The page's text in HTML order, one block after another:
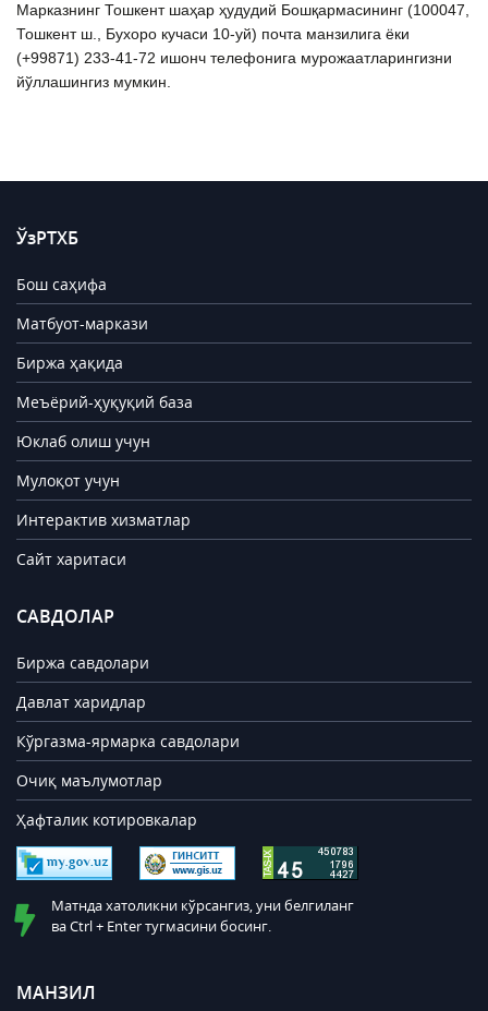
Марказнинг Тошкент шаҳар ҳудудий Бошқармасининг (100047,
Тошкент ш., Бухоро кучаси 10-уй) почта манзилига ёки
(+99871) 233-41-72 ишонч телефонига мурожаатларингизни
йўллашингиз мумкин.
ЎзРТХБ
Бош саҳифа
Матбуот-маркази
Биржа ҳақида
Меъёрий-ҳуқуқий база
Юклаб олиш учун
Мулоқот учун
Интерактив хизматлар
Сайт харитаси
САВДОЛАР
Биржа савдолари
Давлат харидлар
Кўргазма-ярмарка савдолари
Очиқ маълумотлар
Ҳафталик котировкалар
Матнда хатоликни кўрсангиз, уни белгиланг
ва Ctrl + Enter тугмасини босинг.
МАНЗИЛ